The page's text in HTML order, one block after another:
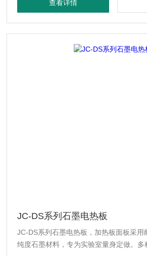
查看详情
JC-DS系列石墨电热板
JC-DS系列石墨电热板，加热板面板采用
纯度石墨材料，专为实验室量身定做。多